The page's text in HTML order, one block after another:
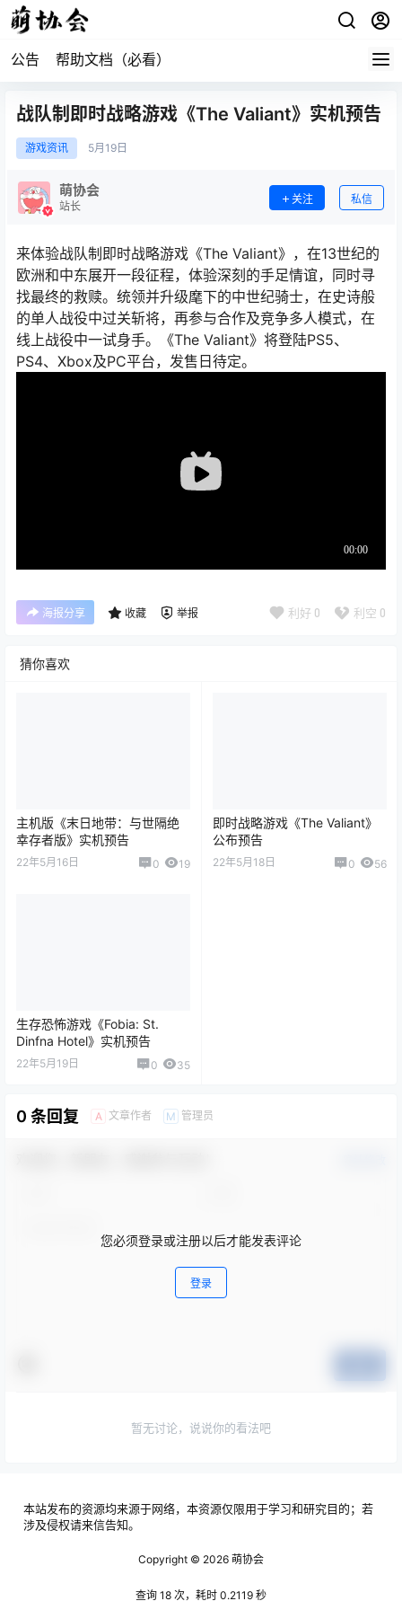
公告 帮助文档（必看）
战队制即时战略游戏《The Valiant》实机预告
游戏资讯 5月 19日
萌协会
站长
关注 私信
来体验战队制即时战略游戏《The Valiant》，在13世纪的
欧洲和中东展开一段征程，体验深刻的手足情谊，同时寻
找最终的救赎。统领并升级麾下的中世纪骑士，在史诗般
的单人战役中过关斩将，再参与合作及竞争多人模式，在
线上战役中一试身手。《The Valiant》将登陆PS5、
PS4、Xbox及PC平台，发售日待定。
海报分享 收藏 举报 利好 0 利空 0
猜你喜欢
主机版《末日地带：与世隔绝
幸存者版》实机预告
22年5月16日 0 19
即时战略游戏《The Valiant》
公布预告
22年5月18日 0 56
生存恐怖游戏《Fobia: St.
Dinfna Hotel》实机预告
22年5月19日 0 35
0 条回复 A 文章作者 M 管理员
您必须登录或注册以后才能发表评论
登录
暂无讨论，说说你的看法吧
本站发布的资源均来源于网络，本资源仅限用于学习和研究目的；若
涉及侵权请来信告知。
Copyright © 2026 萌协会
查询 18 次，耗时 0.2119 秒